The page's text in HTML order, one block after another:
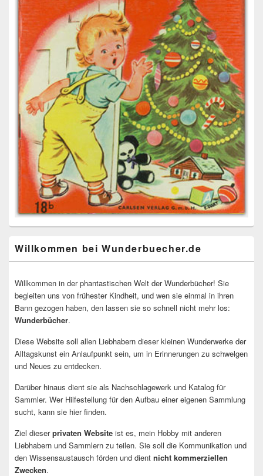
Willkommen bei Wunderbuecher.de
Willkommen in der phantastischen Welt der Wunderbücher! Sie
begleiten uns von frühester Kindheit, und wen sie einmal in ihren
Bann gezogen haben, den lassen sie so schnell nicht mehr los:
Wunderbücher.
Diese Website soll allen Liebhabern dieser kleinen Wunderwerke der
Alltagskunst ein Anlaufpunkt sein, um in Erinnerungen zu schwelgen
und Neues zu entdecken.
Darüber hinaus dient sie als Nachschlagewerk und Katalog für
Sammler. Wer Hilfestellung für den Aufbau einer eigenen Sammlung
sucht, kann sie hier finden.
Ziel dieserprivaten Website ist es, mein Hobby mit anderen
Liebhabern und Sammlern zu teilen. Sie soll die Kommunikation und
den Wissensaustausch förden und dient nicht kommerziellen
Zwecken.